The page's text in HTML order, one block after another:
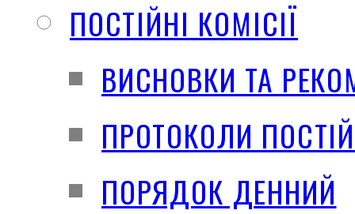
ПОСТІЙНІ КОМІСІЇ
ВИСНОВКИ ТА
ПРОТОКОЛИ
ПОРЯДОК ДЕННИЙ